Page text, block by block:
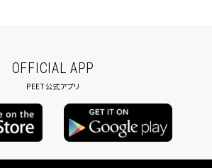
OFFICIAL APP
PEET公式アプリ